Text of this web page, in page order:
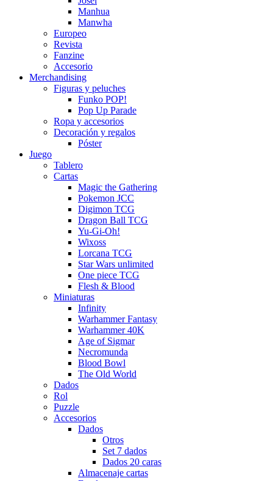
Manhua
Manwha
Europeo
Revista
Fanzine
Accesorio
Merchandising
Figuras y peluches
Funko POP!
Pop Up Parade
Ropa y accesorios
Decoración y regalos
Póster
Juego
Tablero
Cartas
Magic the Gathering
Pokemon JCC
Digimon TCG
Dragon Ball TCG
Yu-Gi-Oh!
Wixoss
Lorcana TCG
Star Wars unlimited
One piece TCG
Flesh & Blood
Miniaturas
Infinity
Warhammer Fantasy
Warhammer 40K
Age of Sigmar
Necromunda
Blood Bowl
The Old World
Dados
Rol
Puzzle
Accesorios
Dados
Otros
Set 7 dados
Dados 20 caras
Almacenaje cartas